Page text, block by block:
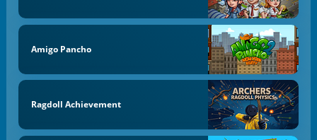
Amigo Pancho
Ragdoll Achievement